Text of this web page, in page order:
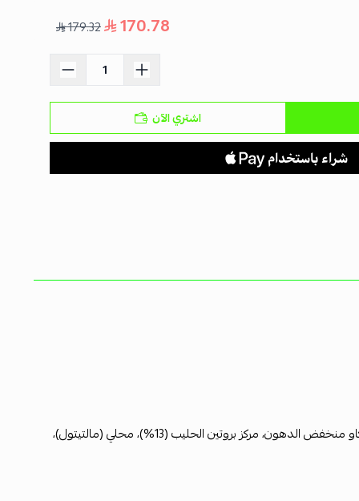
170.78
179.32
اشتري الآن
[دهون نباتية (نخيل، نواة النخيل، شيا)، إينولين (21%)، مسحوق كاكاو منخفض الدهون، مركز بروتين الحليب (13%)، محلي (مالتيتول)،